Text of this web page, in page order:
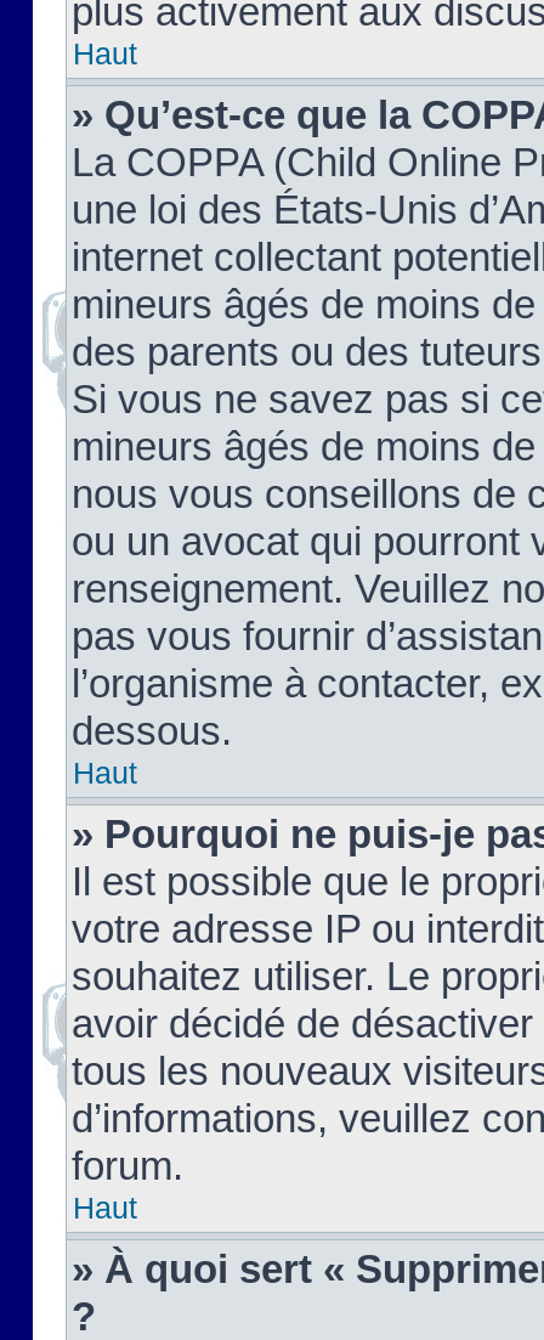
plus activement aux
Haut
» Qu’est-ce que la
La COPPA (Child Online
une loi des États-Unis
internet collectant
mineurs âgés de moins
des parents ou des
Si vous ne savez pas si
mineurs âgés de moins
nous vous conseillons de
ou un avocat qui pourront
renseignement. Veuillez
pas vous fournir
l’organisme à contacter,
dessous.
Haut
» Pourquoi ne puis-je
Il est possible que le
votre adresse IP ou
souhaitez utiliser. Le
avoir décidé de
tous les nouveaux
d’informations, veuillez
forum.
Haut
» À quoi sert «
?